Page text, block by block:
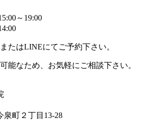
～19:00
たはLINEにてご予約下さい。
能なため、お気軽にご相談下さい。
泉町２丁目13-28